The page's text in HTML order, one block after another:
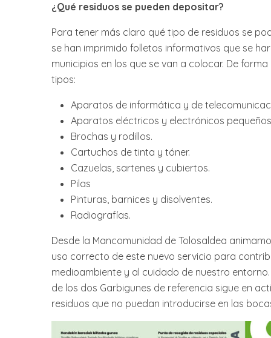
¿Qué residuos se pueden depositar?
Para tener más claro qué tipo de residuos se
se han imprimido folletos informativos que se
municipios en los que se van a colocar. De
tipos:
Aparatos de informática y de
Aparatos eléctricos y electrónicos
Brochas y rodillos.
Cartuchos de tinta y tóner.
Cazuelas, sartenes y cubiertos.
Pilas
Pinturas, barnices y disolventes.
Radiografías.
Desde la Mancomunidad de Tolosaldea
uso correcto de este nuevo servicio para
medioambiente y al cuidado de nuestro
de los dos Garbigunes de referencia sigue en
residuos que no puedan introducirse en las